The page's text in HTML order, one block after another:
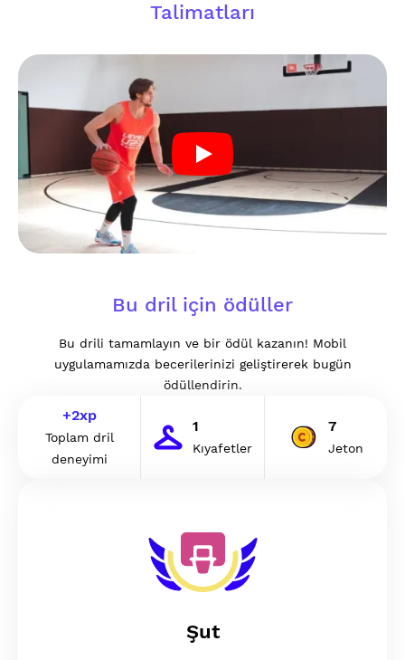
Talimatları
Bu dril için ödüller
Bu drili tamamlayın ve bir ödül kazanın! Mobil
uygulamamızda becerilerinizi geliştirerek bugün
ödüllendirin.
+2xp
Toplam dril
deneyimi
1
Kıyafetler
7
Jeton
Şut